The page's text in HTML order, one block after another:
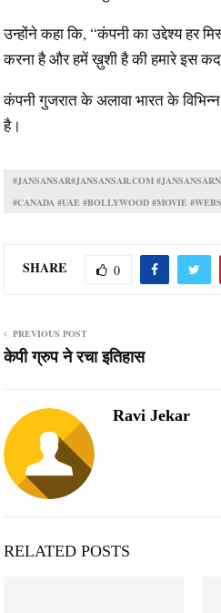
उन्होंने कहा कि, “कंपनी का उद्देश्य हर
करना है और हमें ख़ुशी है की हमारे इस
कंपनी गुजरात के अलावा भारत के
है।
#JANSANSAR#JANSANSAR.COM
#CANADA #UAE #BOLLYWOOD #MOVIE
SHARE 0
PREVIOUS POST
केपी ग्रुप ने रचा इतिहास
Ravi Jekar
RELATED POSTS